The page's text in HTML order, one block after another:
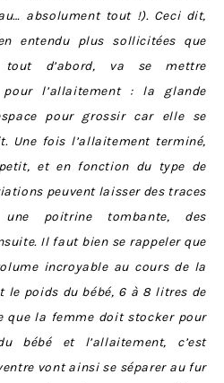
absolument tout !). Ceci dit,
entendu plus sollicitées que
d’abord, va se mettre
l’allaitement : la glande
pour grossir car elle se
Une fois l’allaitement terminé,
et en fonction du type de
peuvent laisser des traces
poitrine tombante, des
Il faut bien se rappeler que
incroyable au cours de la
le poids du bébé, 6 à 8 litres de
que la femme doit stocker pour
bébé et l’allaitement, c’est
vont ainsi se séparer au fur